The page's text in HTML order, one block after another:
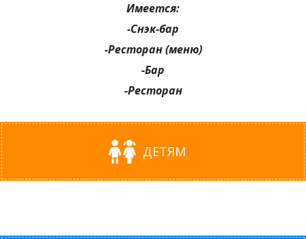
Имеется:
-Снэк-бар
-Ресторан (меню)
-Бар
-Ресторан
ДЕТЯМ